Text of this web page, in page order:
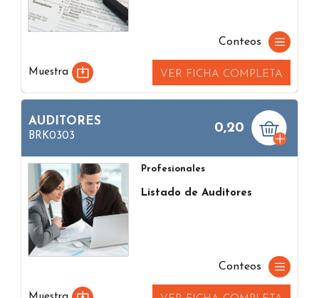
Conteos
Muestra VER FICHA COMPLETA
AUDITORES
BRK0303
0,20
Profesionales
Listado de Auditores
Conteos